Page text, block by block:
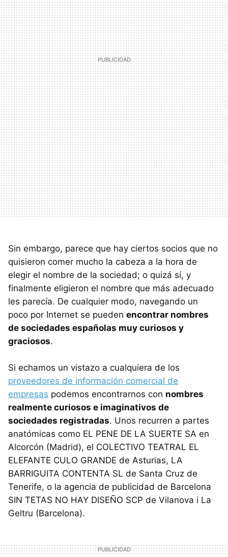
Sin embargo, parece que hay ciertos socios que no
quisieron comer mucho la cabeza a la hora de
elegir el nombre de la sociedad; o quizá sí, y
finalmente eligieron el nombre que más adecuado
les parecía. De cualquier modo, navegando un
poco por Internet se pueden encontrar nombres
de sociedades españolas muy curiosos y
graciosos.
Si echamos un vistazo a cualquiera de los
proveedores de información comercial de
empresas podemos encontrarnos con nombres
realmente curiosos e imaginativos de
sociedades registradas. Unos recurren a partes
anatómicas como EL PENE DE LA SUERTE SA en
Alcorcón (Madrid), el COLECTIVO TEATRAL EL
ELEFANTE CULO GRANDE de Asturias, LA
BARRIGUITA CONTENTA SL de Santa Cruz de
Tenerife, o la agencia de publicidad de Barcelona
SIN TETAS NO HAY DISEÑO SCP de Vilanova i La
Geltru (Barcelona).